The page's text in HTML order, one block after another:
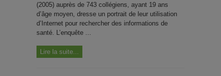
(2005) auprès de 743 collégiens, ayant 19 ans
d’âge moyen, dresse un portrait de leur utilisation
d’Internet pour rechercher des informations de
santé. L’enquête ...
Lire la suite...